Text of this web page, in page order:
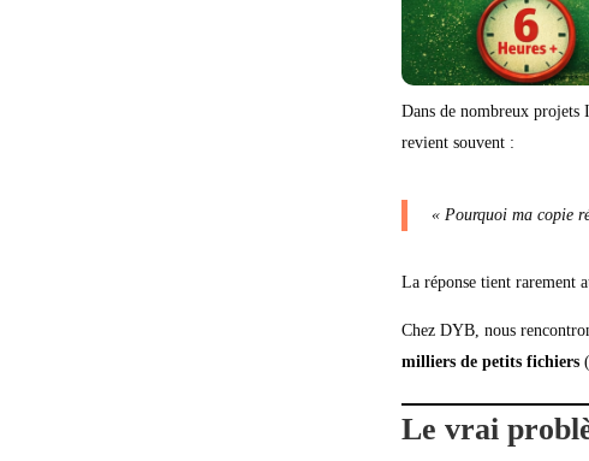
Dans de nombreux
revient souvent :
« Pourquoi ma copie
La réponse tient rarement
Chez DYB, nous
milliers de petits fichiers
Le vrai